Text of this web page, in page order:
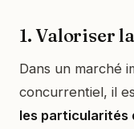
1. Valoriser
Dans un marché
concurrentiel, il
les particularités